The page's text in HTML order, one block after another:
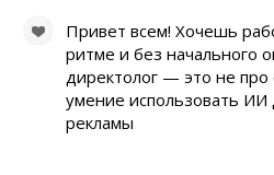
Привет всем! Хочешь
ритме и без начального
директолог — это не
умение использовать ИИ
рекламы